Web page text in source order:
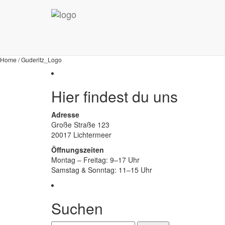
Willkommen bei
Home / Guderitz_Logo
Hier findest du uns
Adresse
Große Straße 123
20017 Lichtermeer
Öffnungszeiten
Montag – Freitag: 9–17 Uhr
Samstag & Sonntag: 11–15 Uhr
Suchen